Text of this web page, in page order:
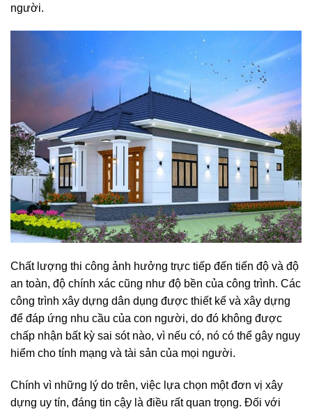
người.
Chất lượng thi công ảnh hưởng trực tiếp đến tiến độ và độ
an toàn, độ chính xác cũng như độ bền của công trình. Các
công trình xây dựng dân dụng được thiết kế và xây dựng
để đáp ứng nhu cầu của con người, do đó không được
chấp nhận bất kỳ sai sót nào, vì nếu có, nó có thể gây nguy
hiểm cho tính mạng và tài sản của mọi người.
Chính vì những lý do trên, việc lựa chọn một đơn vị xây
dựng uy tín, đáng tin cậy là điều rất quan trọng. Đối với